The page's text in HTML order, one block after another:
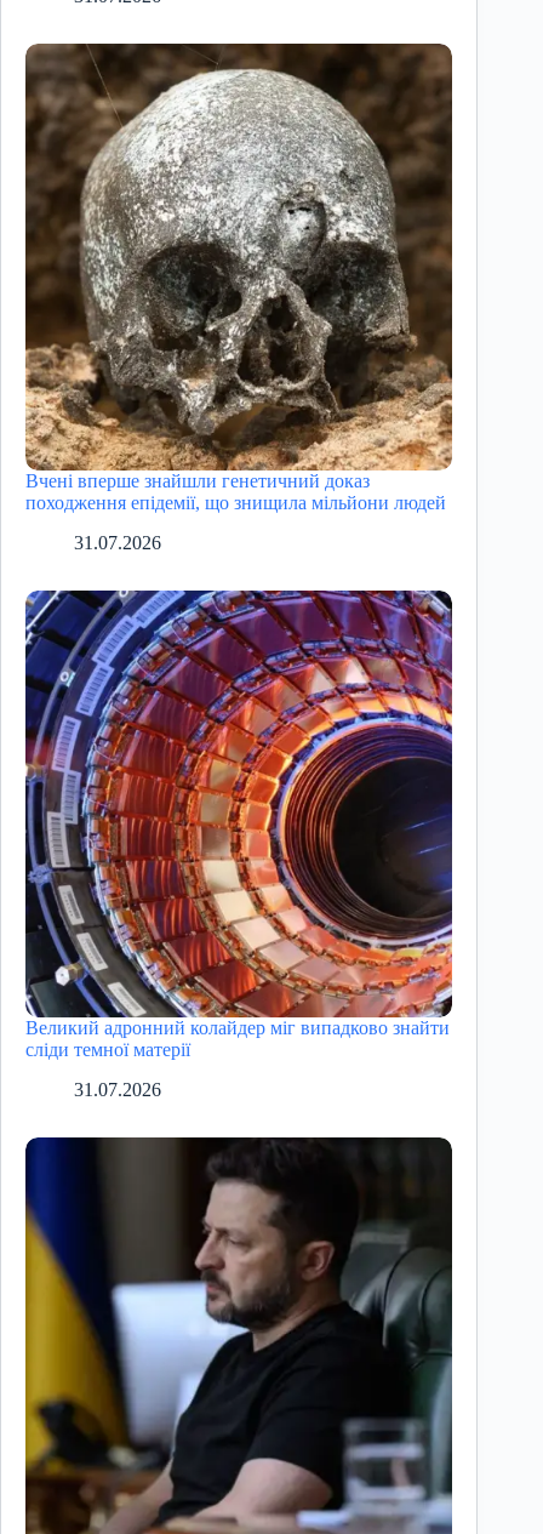
Вчені вперше знайшли генетичний доказ
походження епідемії, що знищила мільйони людей
31.07.2026
Великий адронний колайдер міг випадково знайти
сліди темної матерії
31.07.2026